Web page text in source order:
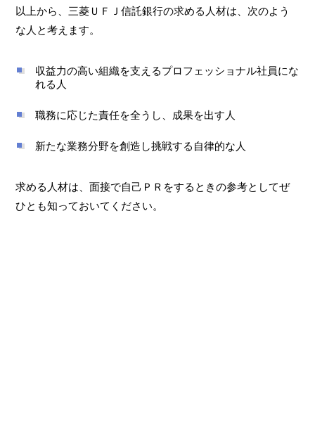
以上から、三菱ＵＦＪ信託銀行の求める人材は、次のよう
な人と考えます。
収益力の高い組織を支えるプロフェッショナル社員にな
れる人
職務に応じた責任を全うし、成果を出す人
新たな業務分野を創造し挑戦する自律的な人
求める人材は、面接で自己ＰＲをするときの参考としてぜ
ひとも知っておいてください。